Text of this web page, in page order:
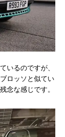
いるのですが、
ロッソと似てい
念な感じです。